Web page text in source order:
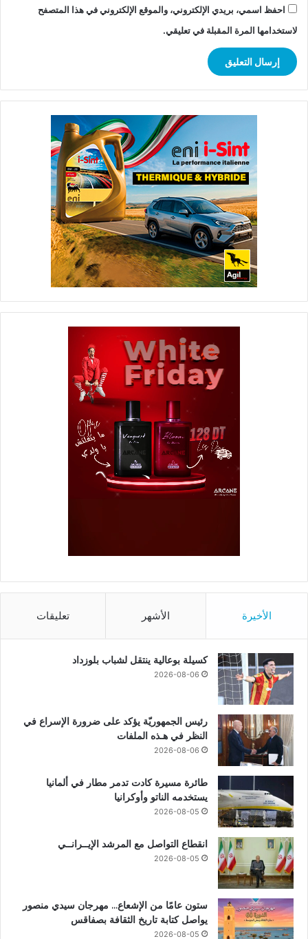
احفظ اسمي، بريدي الإلكتروني، والموقع الإلكتروني في هذا المتصفح
لاستخدامها المرة المقبلة في تعليقي.
الأخيرة الأشهر تعليقات
كسيلة بوعالية ينتقل لشباب بلوزداد
2026-08-06
رئيس الجمهوريّة يؤكد على ضرورة الإسراع في
النظر في هـذه الملفات
2026-08-06
طائرة مسيرة كادت تدمر مطار في ألمانيا
يستخدمه الناتو وأوكرانيا
2026-08-05
انقطاع التواصل مع المرشد الإيــرانــي
2026-08-05
ستون عامًا من الإشعاع… مهرجان سيدي منصور
يواصل كتابة تاريخ الثقافة بصفاقس
2026-08-05